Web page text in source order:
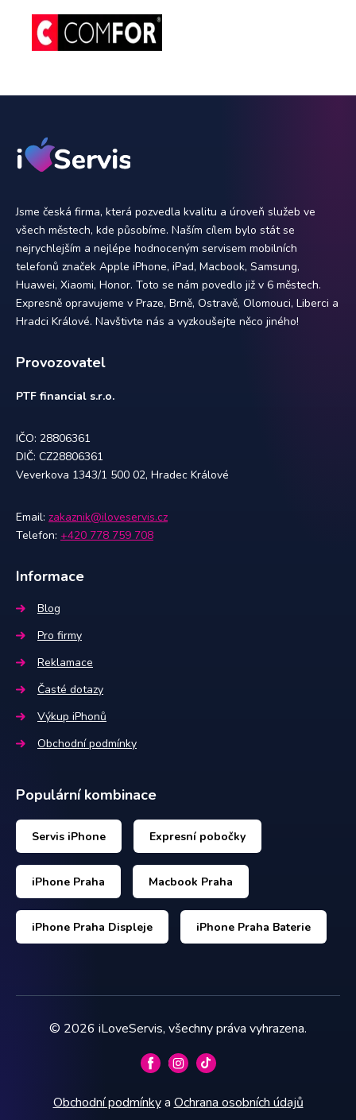
Jsme česká firma, která pozvedla kvalitu a úroveň služeb ve
všech městech, kde působíme. Naším cílem bylo stát se
nejrychlejším a nejlépe hodnoceným servisem mobilních
telefonů značek Apple iPhone, iPad, Macbook, Samsung,
Huawei, Xiaomi, Honor. Toto se nám povedlo již v 6 městech.
Expresně opravujeme v Praze, Brně, Ostravě, Olomouci, Liberci a
Hradci Králové. Navštivte nás a vyzkoušejte něco jiného!
Provozovatel
PTF financial s.r.o.
IČO: 28806361
DIČ: CZ28806361
Veverkova 1343/1 500 02, Hradec Králové
Email: zakaznik@iloveservis.cz
Telefon: +420 778 759 708
Informace
Blog
Pro firmy
Reklamace
Časté dotazy
Výkup iPhonů
Obchodní podmínky
Populární kombinace
Servis iPhone Expresní pobočky
iPhone Praha Macbook Praha
iPhone Praha Displeje iPhone Praha Baterie
© 2026 iLoveServis, všechny práva vyhrazena.
Obchodní podmínky a Ochrana osobních údajů